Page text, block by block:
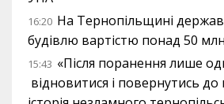
16:20 На Тернопільщині
будівлю вартістю понад 50
15:43 «Після поранення лише
відновитися і повернутись до